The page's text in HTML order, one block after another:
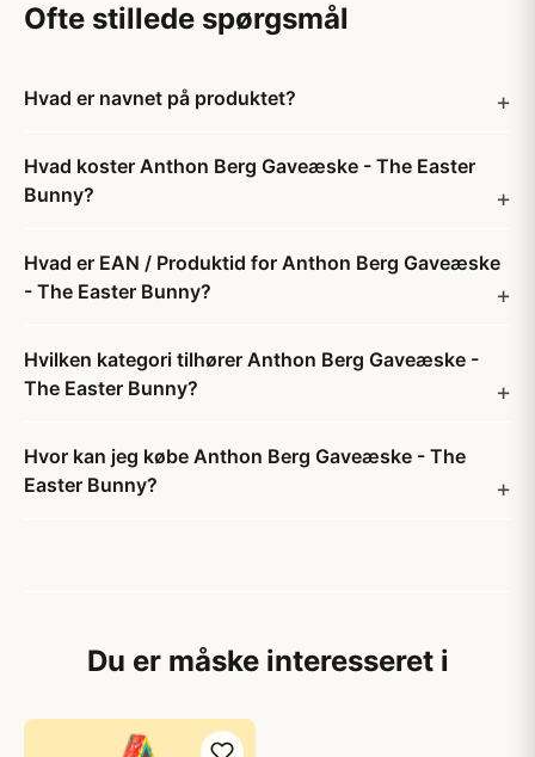
Ofte stillede spørgsmål
Hvad er navnet på produktet?
Hvad koster Anthon Berg Gaveæske - The Easter
Bunny?
Hvad er EAN / Produktid for Anthon Berg Gaveæske
- The Easter Bunny?
Hvilken kategori tilhører Anthon Berg Gaveæske -
The Easter Bunny?
Hvor kan jeg købe Anthon Berg Gaveæske - The
Easter Bunny?
Du er måske interesseret i